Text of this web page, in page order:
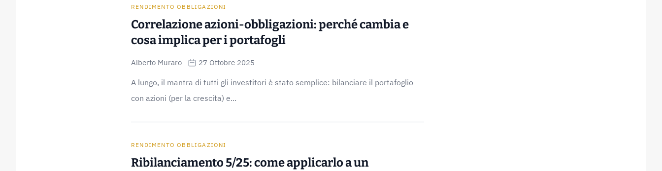
RENDIMENTO OBBLIGAZIONI
Correlazione azioni-obbligazioni: perché cambia e
cosa implica per i portafogli
Alberto Muraro 27 Ottobre 2025
A lungo, il mantra di tutti gli investitori è stato semplice: bilanciare il portafoglio
con azioni (per la crescita) e...
RENDIMENTO OBBLIGAZIONI
Ribilanciamento 5/25: come applicarlo a un